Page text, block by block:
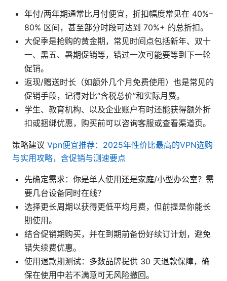
年付/两年期通常比月付便宜，折扣幅度常见在 40%–
80% 区间，甚至部分时段可达到 70%+ 的总折扣。
大促季是抢购的黄金期，常见时间点包括新年、双十
一、黑五、暑期促销等，错过一次可能要等到下一轮
促销。
返现/赠送时长（如额外几个月免费使用）也是常见的
促销手段，记得对比“含税总价”和实际月费。
学生、教育机构、以及企业账户有时还能获得额外折
扣或捆绑优惠，购买前可以咨询客服或查看渠道页。
策略建议 Vpn便宜推荐：2025年性价比最高的VPN选购
与实用攻略，含促销与测速要点
先确定需求：你是单人使用还是家庭/小型办公室？需
要几台设备同时在线？
选择更长周期以获得更低平均月费，但前提是你能长
期使用。
结合促销期购买，并在到期前备份好续订计划，避免
错失续费优惠。
使用退款期测试：多数品牌提供 30 天退款保障，确
保在使用中若不满意可无风险撤回。